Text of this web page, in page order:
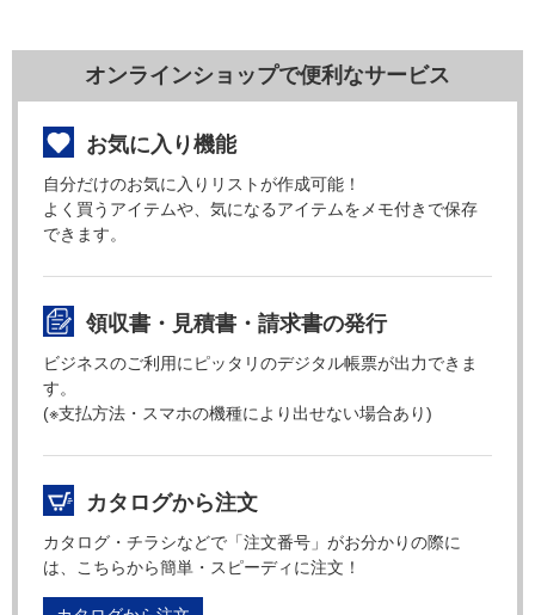
オンラインショップで便利なサービス
お気に入り機能
自分だけのお気に入りリストが作成可能！
よく買うアイテムや、気になるアイテムをメモ付きで保存
できます。
領収書・見積書・請求書の発行
ビジネスのご利用にピッタリのデジタル帳票が出力できま
す。
(※支払方法・スマホの機種により出せない場合あり)
カタログから注文
カタログ・チラシなどで「注文番号」がお分かりの際に
は、こちらから簡単・スピーディに注文！